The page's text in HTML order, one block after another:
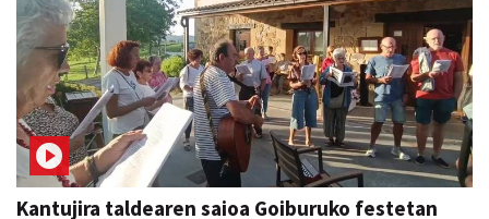
Kantujira taldearen saioa Goiburuko festetan